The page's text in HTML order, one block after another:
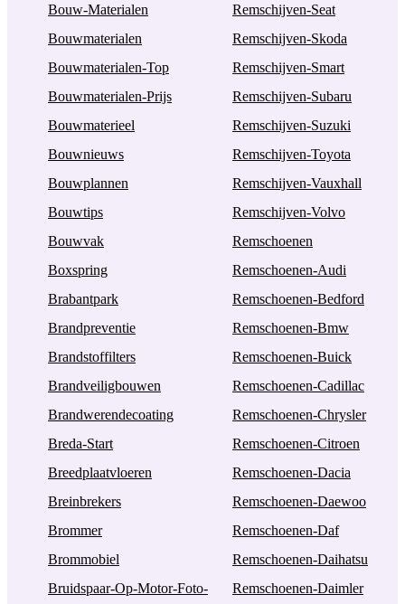
Bouw-Materialen
Bouwmaterialen
Bouwmaterialen-Top
Bouwmaterialen-Prijs
Bouwmaterieel
Bouwnieuws
Bouwplannen
Bouwtips
Bouwvak
Boxspring
Brabantpark
Brandpreventie
Brandstoffilters
Brandveiligbouwen
Brandwerendecoating
Breda-Start
Breedplaatvloeren
Breinbrekers
Brommer
Brommobiel
Bruidspaar-Op-Motor-Foto-
Remschijven-Seat
Remschijven-Skoda
Remschijven-Smart
Remschijven-Subaru
Remschijven-Suzuki
Remschijven-Toyota
Remschijven-Vauxhall
Remschijven-Volvo
Remschoenen
Remschoenen-Audi
Remschoenen-Bedford
Remschoenen-Bmw
Remschoenen-Buick
Remschoenen-Cadillac
Remschoenen-Chrysler
Remschoenen-Citroen
Remschoenen-Dacia
Remschoenen-Daewoo
Remschoenen-Daf
Remschoenen-Daihatsu
Remschoenen-Daimler